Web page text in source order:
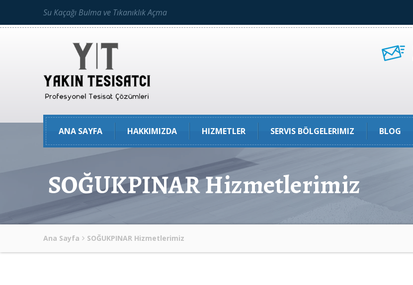
Su Kaçağı Bulma ve Tıkanıklık Açma
ANA SAYFA HAKKIMIZDA HIZMETLER SERVIS BÖLGELERIMIZ BLOG
SOĞUKPINAR Hizmetlerimiz
Ana Sayfa SOĞUKPINAR Hizmetlerimiz